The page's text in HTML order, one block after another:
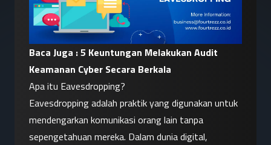
Baca Juga : 5 Keuntungan Melakukan Audit
Keamanan Cyber Secara Berkala
Apa itu Eavesdropping?
Eavesdropping adalah praktik yang digunakan untuk
mendengarkan komunikasi orang lain tanpa
sepengetahuan mereka. Dalam dunia digital,